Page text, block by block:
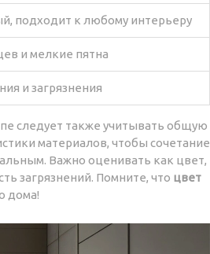
подходит к любому интерьеру
и мелкие пятна
и загрязнения
следует также учитывать общую
материалов, чтобы сочетание
Важно оценивать как цвет,
загрязнений. Помните, что цвет
дома!